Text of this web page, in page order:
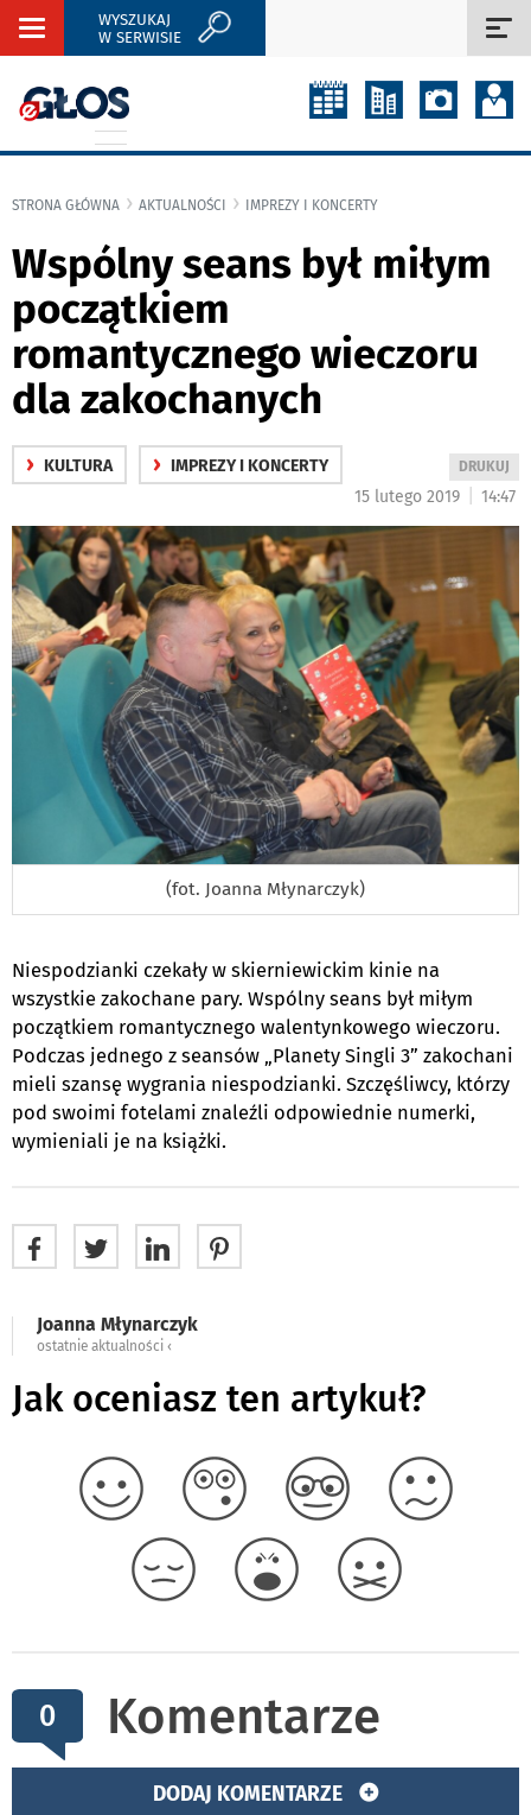
Rozwiń
WYSZUKAJ
W SERWISIE
STRONA GŁÓWNA AKTUALNOŚCI IMPREZY I KONCERTY
Wspólny seans był miłym
początkiem
romantycznego wieczoru
dla zakochanych
› KULTURA › IMPREZY I KONCERTY
WYDRUKUJ
DRUKUJ
15 lutego 2019 14:47
(fot. Joanna Młynarczyk)
Niespodzianki czekały w skierniewickim kinie na
wszystkie zakochane pary. Wspólny seans był miłym
początkiem romantycznego walentynkowego wieczoru.
Podczas jednego z seansów „Planety Singli 3” zakochani
mieli szansę wygrania niespodzianki. Szczęśliwcy, którzy
pod swoimi fotelami znaleźli odpowiednie numerki,
wymieniali je na książki.
Joanna Młynarczyk
ostatnie aktualności ‹
Jak oceniasz ten artykuł?
0 Komentarze
DODAJ KOMENTARZE